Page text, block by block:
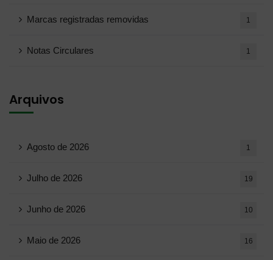
Marcas registradas removidas 1
Notas Circulares 1
Arquivos
Agosto de 2026 1
Julho de 2026 19
Junho de 2026 10
Maio de 2026 16